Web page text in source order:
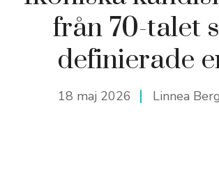
från 70-talet
definierade
18 maj 2026 Linnea